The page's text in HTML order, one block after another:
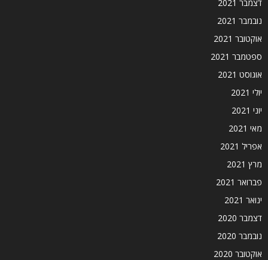
דצמבר 2021
נובמבר 2021
אוקטובר 2021
ספטמבר 2021
אוגוסט 2021
יולי 2021
יוני 2021
מאי 2021
אפריל 2021
מרץ 2021
פברואר 2021
ינואר 2021
דצמבר 2020
נובמבר 2020
אוקטובר 2020